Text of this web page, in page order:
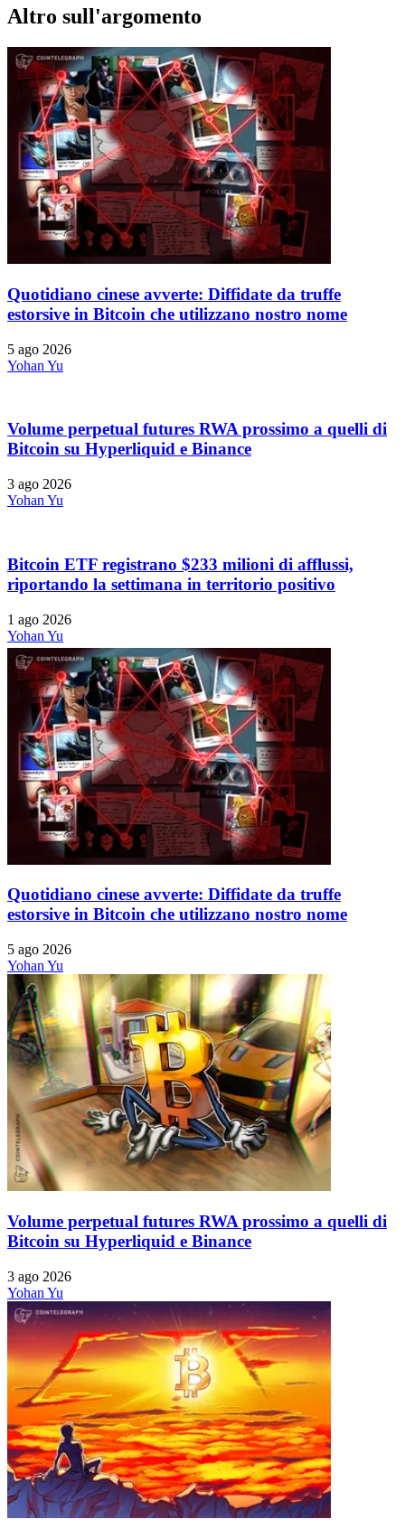
Altro sull'argomento
Quotidiano cinese avverte: Diffidate da truffe
estorsive in Bitcoin che utilizzano nostro nome
5 ago 2026
Yohan Yu
Volume perpetual futures RWA prossimo a quelli di
Bitcoin su Hyperliquid e Binance
3 ago 2026
Yohan Yu
Bitcoin ETF registrano $233 milioni di afflussi,
riportando la settimana in territorio positivo
1 ago 2026
Yohan Yu
Quotidiano cinese avverte: Diffidate da truffe
estorsive in Bitcoin che utilizzano nostro nome
5 ago 2026
Yohan Yu
Volume perpetual futures RWA prossimo a quelli di
Bitcoin su Hyperliquid e Binance
3 ago 2026
Yohan Yu